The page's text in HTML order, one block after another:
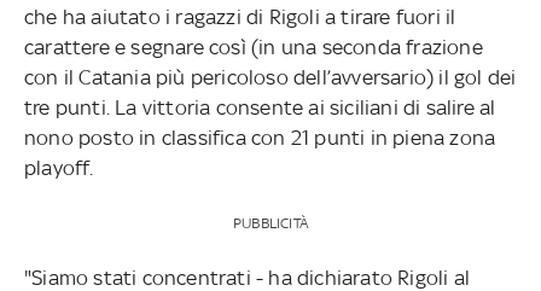
che ha aiutato i ragazzi di Rigoli a tirare fuori il
carattere e segnare così (in una seconda frazione
con il Catania più pericoloso dell’avversario) il gol dei
tre punti. La vittoria consente ai siciliani di salire al
nono posto in classifica con 21 punti in piena zona
playoff.
PUBBLICITÀ
"Siamo stati concentrati - ha dichiarato Rigoli al